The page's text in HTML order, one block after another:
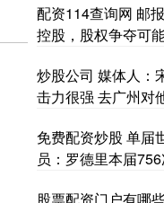
配资114查询网 邮
控股，股权争夺可
炒股公司 媒体人：
击力很强 去广州对
免费配资炒股 单届
员：罗德里本届